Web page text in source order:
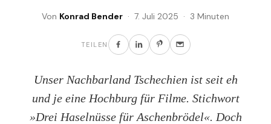
Von Konrad Bender · 7. Juli 2025 · 3 Minuten
TEILEN
Unser Nachbarland Tschechien ist seit eh
und je eine Hochburg für Filme. Stichwort
»Drei Haselnüsse für Aschenbrödel«. Doch